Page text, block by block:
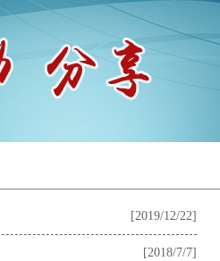
[2019/12/22]
[2018/7/7]